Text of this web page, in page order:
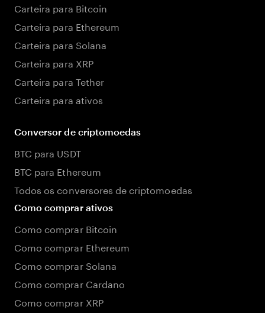
Carteira para Bitcoin
Carteira para Ethereum
Carteira para Solana
Carteira para XRP
Carteira para Tether
Carteira para ativos
Conversor de criptomoedas
BTC para USDT
BTC para Ethereum
Todos os conversores de criptomoedas
Como comprar ativos
Como comprar Bitcoin
Como comprar Ethereum
Como comprar Solana
Como comprar Cardano
Como comprar XRP